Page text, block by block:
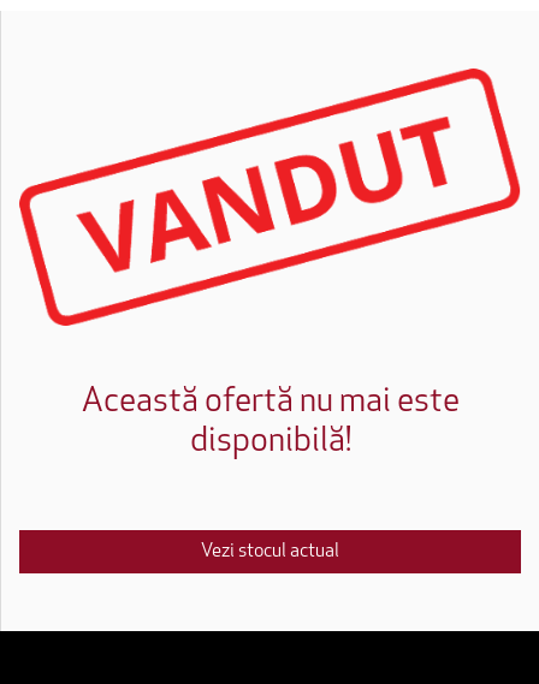
Această ofertă nu mai este
disponibilă!
Vezi stocul actual